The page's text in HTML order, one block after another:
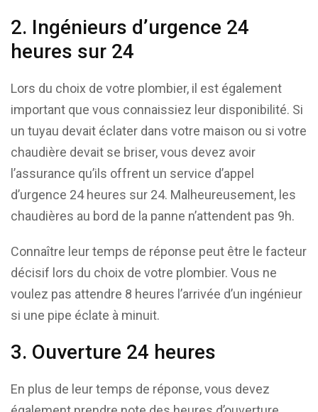
2. Ingénieurs d’urgence 24
heures sur 24
Lors du choix de votre plombier, il est également
important que vous connaissiez leur disponibilité. Si
un tuyau devait éclater dans votre maison ou si votre
chaudière devait se briser, vous devez avoir
l’assurance qu’ils offrent un service d’appel
d’urgence 24 heures sur 24. Malheureusement, les
chaudières au bord de la panne n’attendent pas 9h.
Connaître leur temps de réponse peut être le facteur
décisif lors du choix de votre plombier. Vous ne
voulez pas attendre 8 heures l’arrivée d’un ingénieur
si une pipe éclate à minuit.
3. Ouverture 24 heures
En plus de leur temps de réponse, vous devez